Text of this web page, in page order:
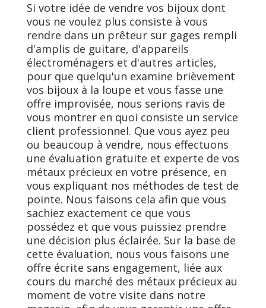
Si votre idée de vendre vos bijoux dont
vous ne voulez plus consiste à vous
rendre dans un prêteur sur gages rempli
d'amplis de guitare, d'appareils
électroménagers et d'autres articles,
pour que quelqu'un examine brièvement
vos bijoux à la loupe et vous fasse une
offre improvisée, nous serions ravis de
vous montrer en quoi consiste un service
client professionnel. Que vous ayez peu
ou beaucoup à vendre, nous effectuons
une évaluation gratuite et experte de vos
métaux précieux en votre présence, en
vous expliquant nos méthodes de test de
pointe. Nous faisons cela afin que vous
sachiez exactement ce que vous
possédez et que vous puissiez prendre
une décision plus éclairée. Sur la base de
cette évaluation, nous vous faisons une
offre écrite sans engagement, liée aux
cours du marché des métaux précieux au
moment de votre visite dans notre